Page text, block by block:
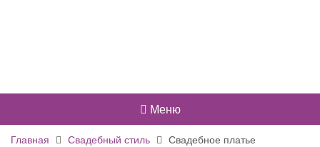
Меню
Главная Свадебный стиль Свадебное платье